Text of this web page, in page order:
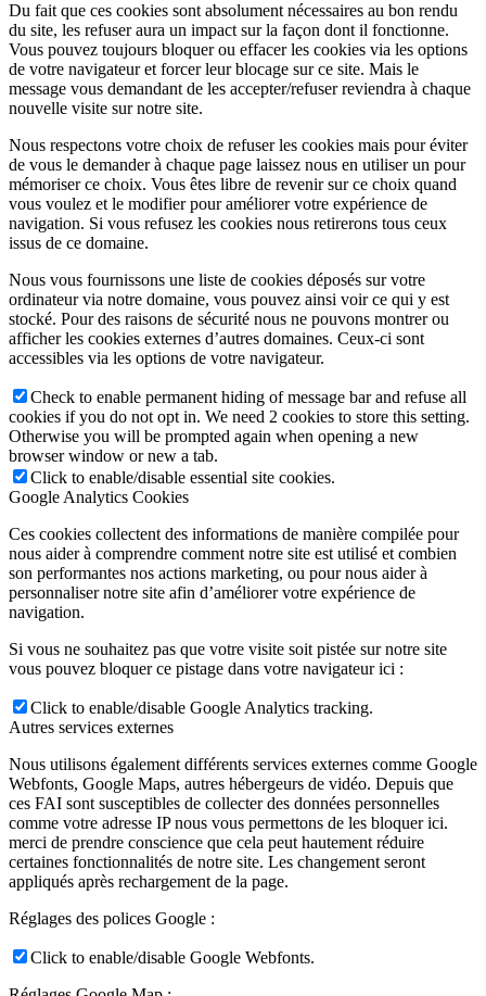
Du fait que ces cookies sont absolument nécessaires au bon rendu
du site, les refuser aura un impact sur la façon dont il fonctionne.
Vous pouvez toujours bloquer ou effacer les cookies via les options
de votre navigateur et forcer leur blocage sur ce site. Mais le
message vous demandant de les accepter/refuser reviendra à chaque
nouvelle visite sur notre site.
Nous respectons votre choix de refuser les cookies mais pour éviter
de vous le demander à chaque page laissez nous en utiliser un pour
mémoriser ce choix. Vous êtes libre de revenir sur ce choix quand
vous voulez et le modifier pour améliorer votre expérience de
navigation. Si vous refusez les cookies nous retirerons tous ceux
issus de ce domaine.
Nous vous fournissons une liste de cookies déposés sur votre
ordinateur via notre domaine, vous pouvez ainsi voir ce qui y est
stocké. Pour des raisons de sécurité nous ne pouvons montrer ou
afficher les cookies externes d’autres domaines. Ceux-ci sont
accessibles via les options de votre navigateur.
Check to enable permanent hiding of message bar and refuse all
cookies if you do not opt in. We need 2 cookies to store this setting.
Otherwise you will be prompted again when opening a new
browser window or new a tab.
Click to enable/disable essential site cookies.
Google Analytics Cookies
Ces cookies collectent des informations de manière compilée pour
nous aider à comprendre comment notre site est utilisé et combien
son performantes nos actions marketing, ou pour nous aider à
personnaliser notre site afin d’améliorer votre expérience de
navigation.
Si vous ne souhaitez pas que votre visite soit pistée sur notre site
vous pouvez bloquer ce pistage dans votre navigateur ici :
Click to enable/disable Google Analytics tracking.
Autres services externes
Nous utilisons également différents services externes comme Google
Webfonts, Google Maps, autres hébergeurs de vidéo. Depuis que
ces FAI sont susceptibles de collecter des données personnelles
comme votre adresse IP nous vous permettons de les bloquer ici.
merci de prendre conscience que cela peut hautement réduire
certaines fonctionnalités de notre site. Les changement seront
appliqués après rechargement de la page.
Réglages des polices Google :
Click to enable/disable Google Webfonts.